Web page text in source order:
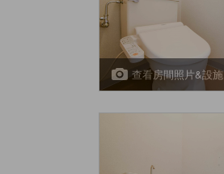
查看房間照片&設施